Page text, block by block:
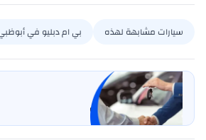
سيارات مشابهة لهذه بي ام دبليو في أبوظبي
بيع سيارتي
خليها على كارسويتش